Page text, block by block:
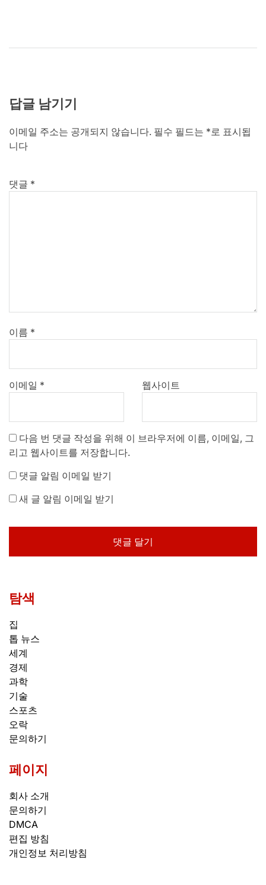
답글 남기기
이메일 주소는 공개되지 않습니다. 필수 필드는 * 로 표시됩
니다
댓글 *
이름 *
이메일 * 웹사이트
다음 번 댓글 작성을 위해 이 브라우저에 이름, 이메일, 그
리고 웹사이트를 저장합니다.
댓글 알림 이메일 받기
새 글 알림 이메일 받기
탐색
집
톱 뉴스
세계
경제
과학
기술
스포츠
오락
문의하기
페이지
회사 소개
문의하기
DMCA
편집 방침
개인정보 처리방침